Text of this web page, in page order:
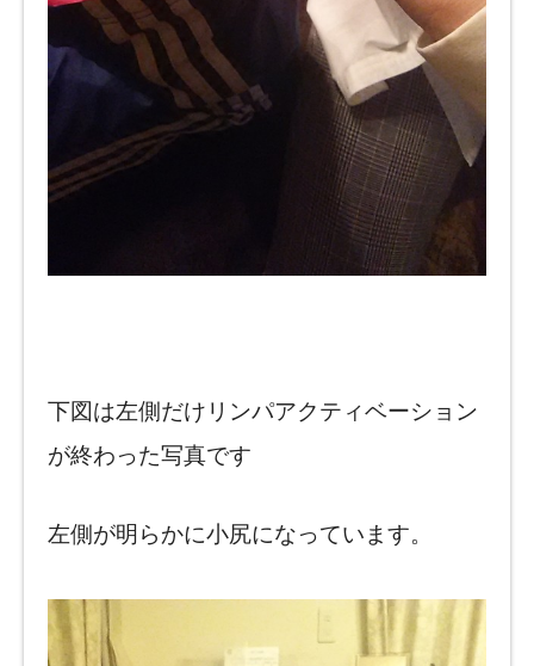
下図は左側だけリンパアクティベーション
が終わった写真です
左側が明らかに小尻になっています。